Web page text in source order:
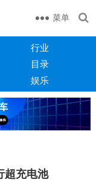
菜单
行业
目录
娱乐
超充电池